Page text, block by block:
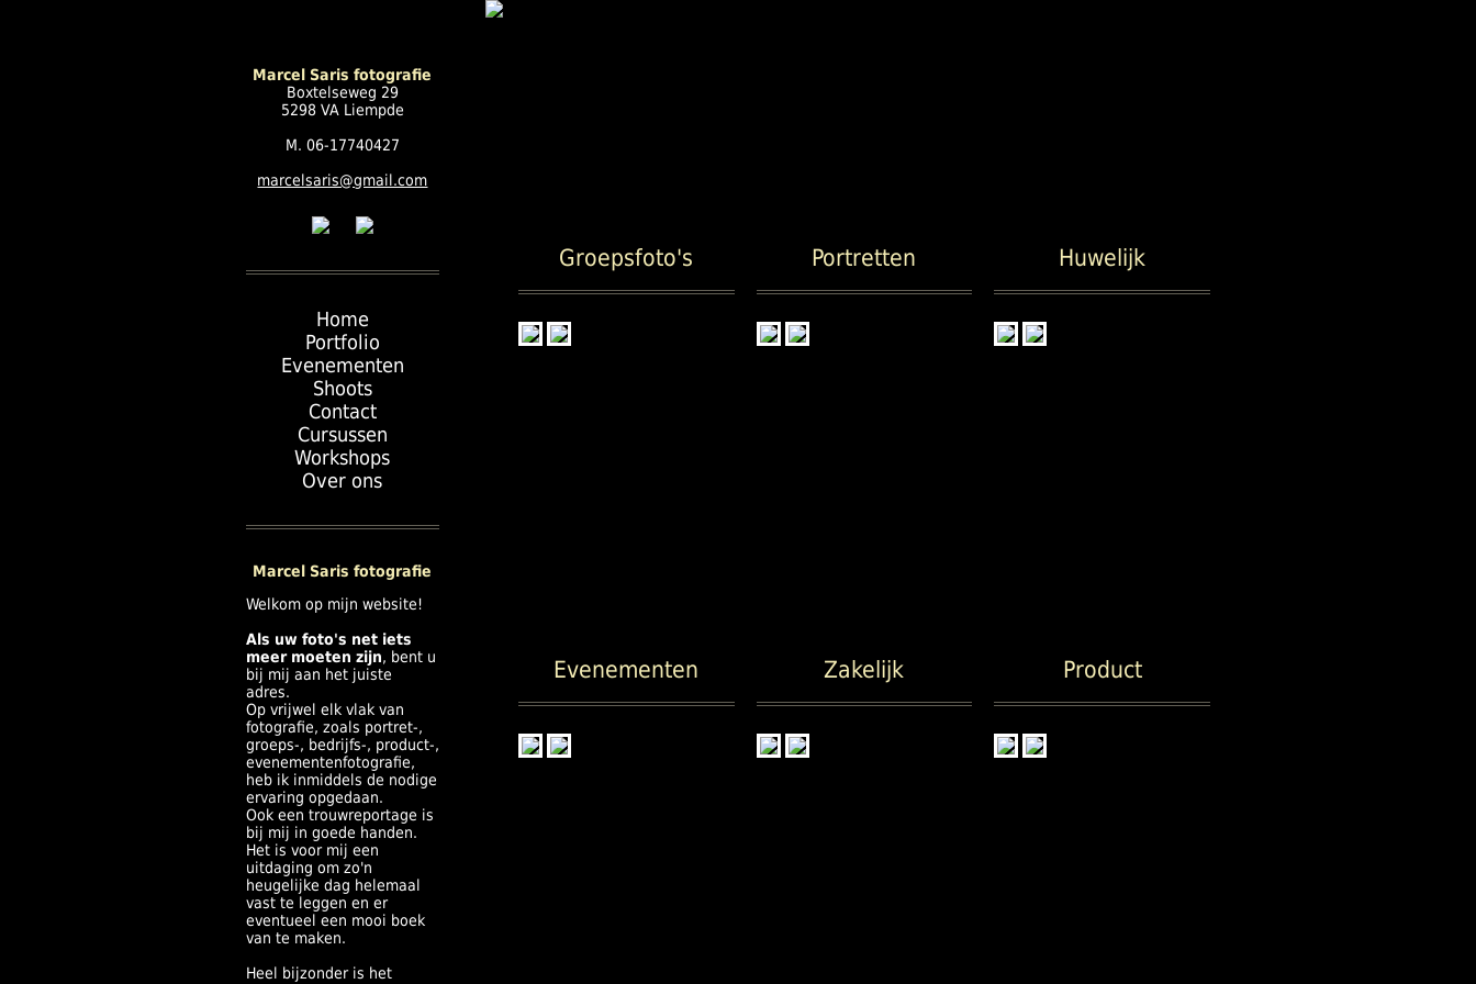
Marcel Saris fotografie
Boxtelseweg 29
5298 VA Liempde
M. 06-17740427
marcelsaris@gmail.com
Home
Portfolio
Evenementen
Shoots
Contact
Cursussen
Workshops
Over ons
Marcel Saris fotografie
Welkom op mijn website!
Als uw foto's net iets
meer moeten zijn, bent u
bij mij aan het juiste
adres.
Op vrijwel elk vlak van
fotografie, zoals portret-,
groeps-, bedrijfs-, product-,
evenementenfotografie,
heb ik inmiddels de nodige
ervaring opgedaan.
Ook een trouwreportage is
bij mij in goede handen.
Het is voor mij een
uitdaging om zo'n
heugelijke dag helemaal
vast te leggen en er
eventueel een mooi boek
van te maken.
Heel bijzonder is het
Groepsfoto's Portretten Huwelijk
Evenementen Zakelijk Product